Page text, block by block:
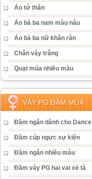
Áo tứ thân
Áo bà ba nam màu nâu
Áo bà ba nữ khăn rằn
Chân váy trắng
Quạt múa nhiều màu
VÁY PG ĐẦM MÚA
Đầm ngắn dành cho Dance
Đầm cúp ngực sự kiện
Đầm ngắn nhiều màu
Đầm váy PG hai vai xẻ tà